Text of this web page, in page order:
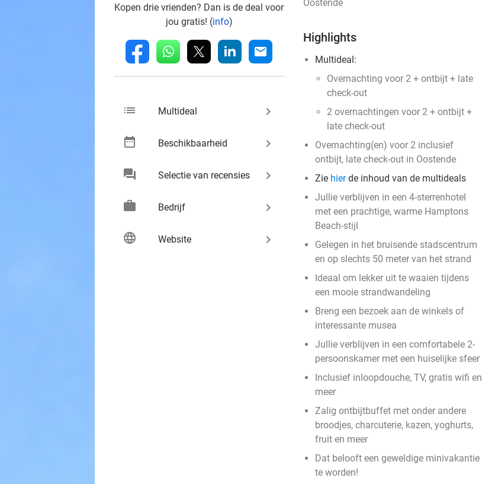
Kopen drie vrienden? Dan is de deal voor
jou gratis! (info)
fb whatsapp linkedin mail
list Multideal keyboard_arrow_right
date_range Beschikbaarheid keyboard_arrow_right
chat Selectie van recensies keyboard_arrow_right
work Bedrijf keyboard_arrow_right
language Website keyboard_arrow_right
Oostende
Highlights
Multideal:
Overnachting voor 2 + ontbijt + late
check-out
2 overnachtingen voor 2 + ontbijt +
late check-out
Overnachting(en) voor 2 inclusief
ontbijt, late check-out in Oostende
Zie hierde inhoud van de multideals
Jullie verblijven in een 4-sterrenhotel
met een prachtige, warme Hamptons
Beach-stijl
Gelegen in het bruisende stadscentrum
en op slechts 50 meter van het strand
Ideaal om lekker uit te waaien tijdens
een mooie strandwandeling
Breng een bezoek aan de winkels of
interessante musea
Jullie verblijven in een comfortabele 2-
persoonskamer met een huiselijke sfeer
Inclusief inloopdouche, TV, gratis wifi en
meer
Zalig ontbijtbuffet met onder andere
broodjes, charcuterie, kazen, yoghurts,
fruit en meer
Dat belooft een geweldige minivakantie
te worden!